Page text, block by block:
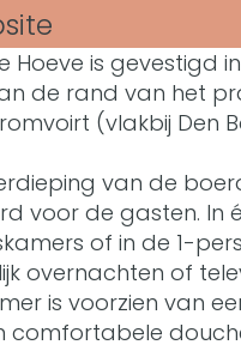
&
B
C
r
o
m
v
r
B
&
C
r
o
m
a
r
B
B
C
r
o
a
n
&
B
C
r
Hoeve is gevestigd
de rand van het
(vlakbij Den
van de
voor de gasten. In
of in de 1-
overnachten of
is voorzien van
comfortabele